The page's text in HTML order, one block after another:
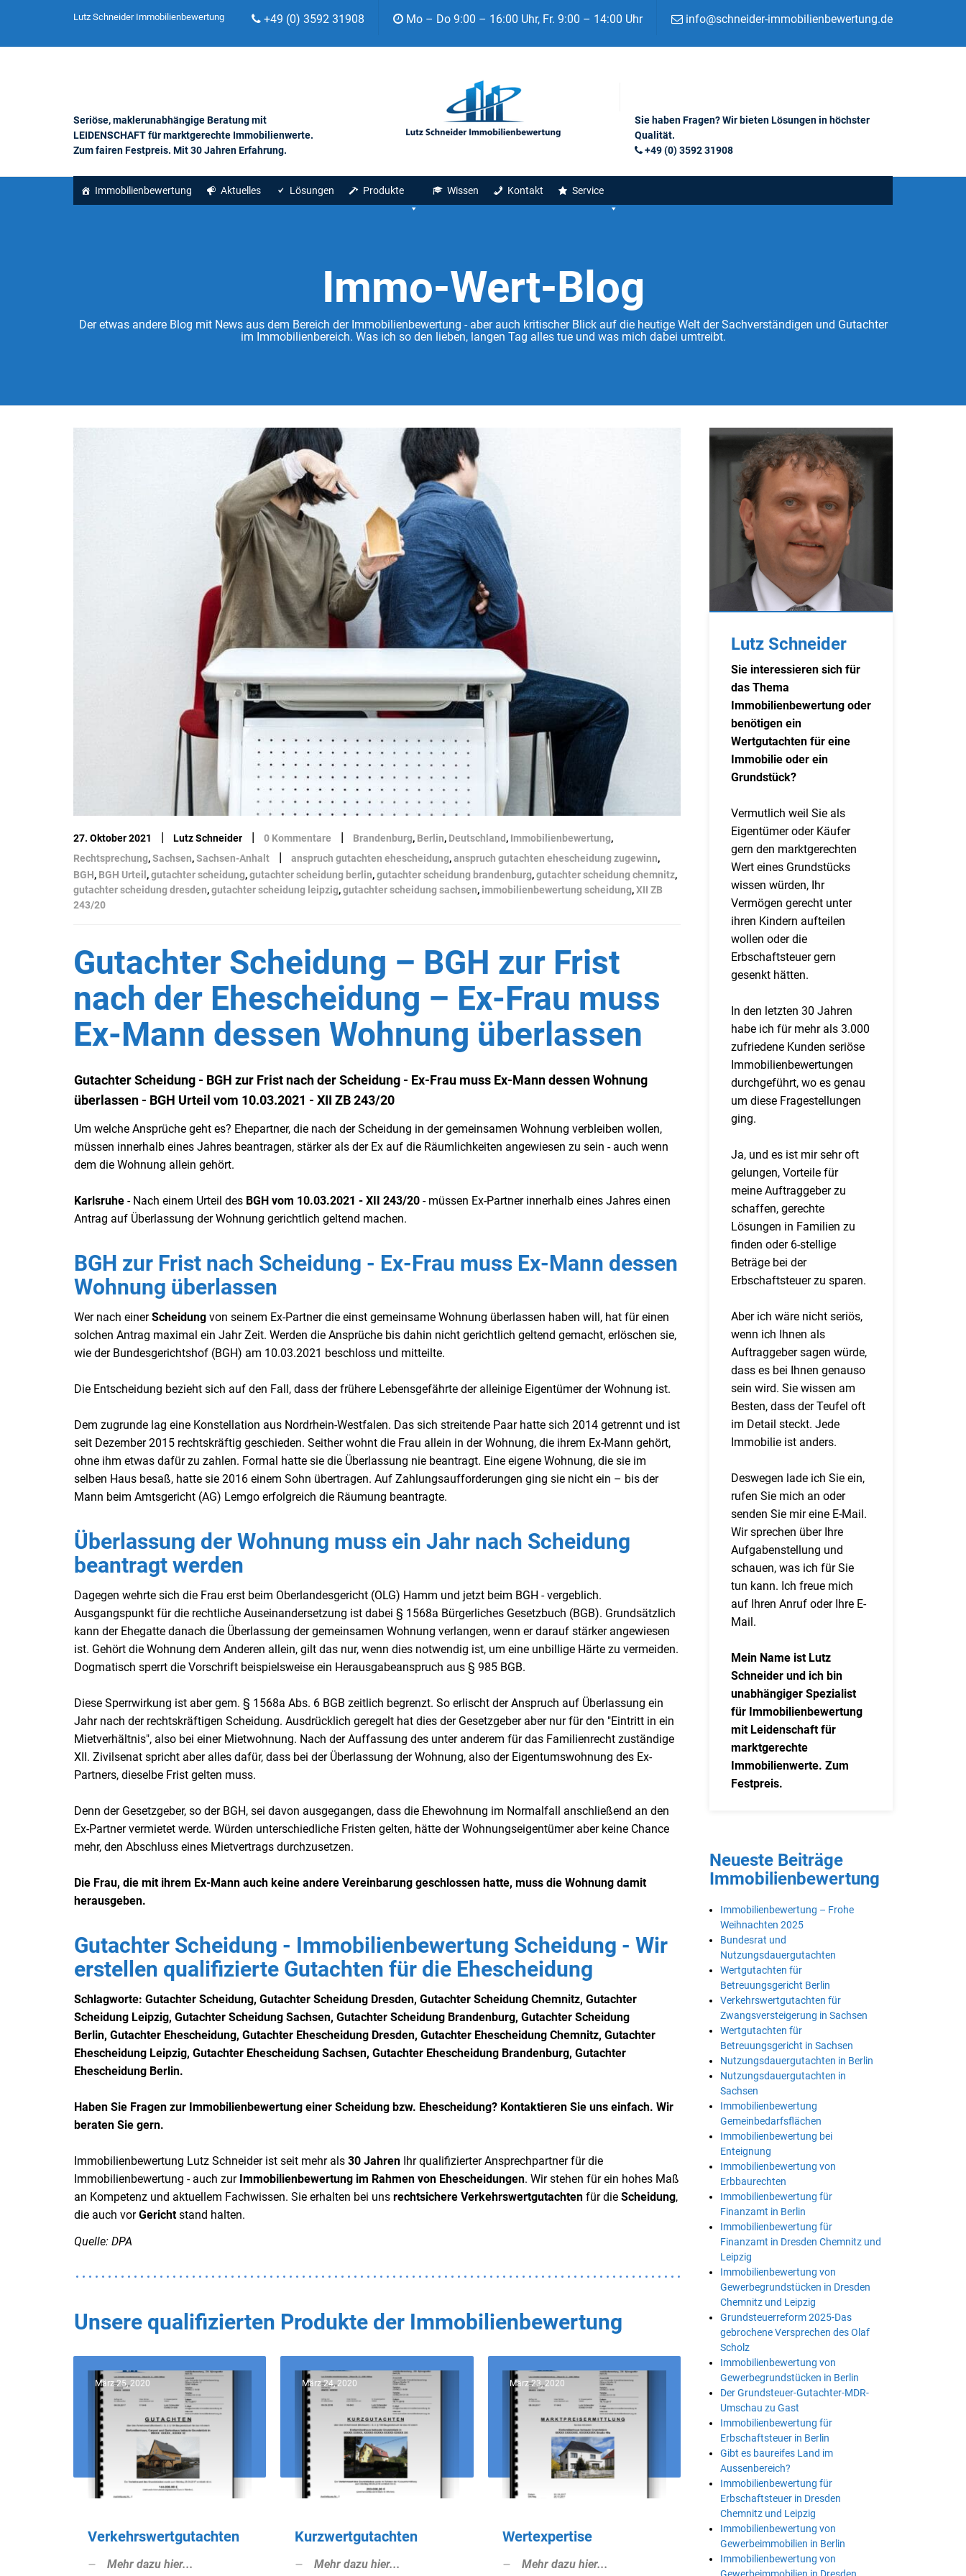
Lutz Schneider Immobilienbewertung +49 (0) 3592 31908 Mo – Do 9:00 – 16:00 Uhr, Fr. 9:00 – 14:00 Uhr info@schneider-immobilienbewertung.de
Seriöse, maklerunabhängige Beratung mit
LEIDENSCHAFT für marktgerechte Immobilienwerte.
Zum fairen Festpreis. Mit 30 Jahren Erfahrung.
Sie haben Fragen? Wir bieten Lösungen in höchster
Qualität.
+49 (0) 3592 31908
Immobilienbewertung Aktuelles Lösungen Produkte Wissen Kontakt Service
Immo-Wert-Blog
Der etwas andere Blog mit News aus dem Bereich der Immobilienbewertung - aber auch kritischer Blick auf die heutige Welt der Sachverständigen und Gutachter
im Immobilienbereich. Was ich so den lieben, langen Tag alles tue und was mich dabei umtreibt.
27. Oktober 2021 | Lutz Schneider | 0 Kommentare | Brandenburg, Berlin, Deutschland , Immobilienbewertung,
Rechtsprechung,Sachsen,Sachsen-Anhalt | anspruch gutachten ehescheidung,anspruch gutachten ehescheidung zugewinn,
BGH, BGH Urteil ,gutachter scheidung,gutachter scheidung berlin,gutachter scheidung brandenburg,gutachter scheidung chemnitz,
gutachter scheidung dresden,gutachter scheidung leipzig,gutachter scheidung sachsen, immobilienbewertung scheidung,XII ZB
243/20
Gutachter Scheidung – BGH zur Frist
nach der Ehescheidung – Ex-Frau muss
Ex-Mann dessen Wohnung überlassen
Gutachter Scheidung - BGH zur Frist nach der Scheidung - Ex-Frau muss Ex-Mann dessen Wohnung
überlassen - BGH Urteil vom 10.03.2021 - XII ZB 243/20
Um welche Ansprüche geht es? Ehepartner, die nach der Scheidung in der gemeinsamen Wohnung verbleiben wollen,
müssen innerhalb eines Jahres beantragen, stärker als der Ex auf die Räumlichkeiten angewiesen zu sein - auch wenn
dem die Wohnung allein gehört.
Karlsruhe - Nach einem Urteil des BGH vom 10.03.2021 - XII 243/20 - müssen Ex-Partner innerhalb eines Jahres einen
Antrag auf Überlassung der Wohnung gerichtlich geltend machen.
BGH zur Frist nach Scheidung - Ex-Frau muss Ex-Mann dessen
Wohnung überlassen
Wer nach einerScheidung von seinem Ex-Partner die einst gemeinsame Wohnung überlassen haben will, hat für einen
solchen Antrag maximal ein Jahr Zeit. Werden die Ansprüche bis dahin nicht gerichtlich geltend gemacht, erlöschen sie,
wie der Bundesgerichtshof (BGH) am 10.03.2021 beschloss und mitteilte.
Die Entscheidung bezieht sich auf den Fall, dass der frühere Lebensgefährte der alleinige Eigentümer der Wohnung ist.
Dem zugrunde lag eine Konstellation aus Nordrhein-Westfalen. Das sich streitende Paar hatte sich 2014 getrennt und ist
seit Dezember 2015 rechtskräftig geschieden. Seither wohnt die Frau allein in der Wohnung, die ihrem Ex-Mann gehört,
ohne ihm etwas dafür zu zahlen. Formal hatte sie die Überlassung nie beantragt. Eine eigene Wohnung, die sie im
selben Haus besaß, hatte sie 2016 einem Sohn übertragen. Auf Zahlungsaufforderungen ging sie nicht ein – bis der
Mann beim Amtsgericht (AG) Lemgo erfolgreich die Räumung beantragte.
Überlassung der Wohnung muss ein Jahr nach Scheidung
beantragt werden
Dagegen wehrte sich die Frau erst beim Oberlandesgericht (OLG) Hamm und jetzt beim BGH - vergeblich.
Ausgangspunkt für die rechtliche Auseinandersetzung ist dabei § 1568a Bürgerliches Gesetzbuch (BGB). Grundsätzlich
kann der Ehegatte danach die Überlassung der gemeinsamen Wohnung verlangen, wenn er darauf stärker angewiesen
ist. Gehört die Wohnung dem Anderen allein, gilt das nur, wenn dies notwendig ist, um eine unbillige Härte zu vermeiden.
Dogmatisch sperrt die Vorschrift beispielsweise ein Herausgabeanspruch aus § 985 BGB.
Diese Sperrwirkung ist aber gem. § 1568a Abs. 6 BGB zeitlich begrenzt. So erlischt der Anspruch auf Überlassung ein
Jahr nach der rechtskräftigen Scheidung. Ausdrücklich geregelt hat dies der Gesetzgeber aber nur für den "Eintritt in ein
Mietverhältnis", also bei einer Mietwohnung. Nach der Auffassung des unter anderem für das Familienrecht zuständige
XII. Zivilsenat spricht aber alles dafür, dass bei der Überlassung der Wohnung, also der Eigentumswohnung des Ex-
Partners, dieselbe Frist gelten muss.
Denn der Gesetzgeber, so der BGH, sei davon ausgegangen, dass die Ehewohnung im Normalfall anschließend an den
Ex-Partner vermietet werde. Würden unterschiedliche Fristen gelten, hätte der Wohnungseigentümer aber keine Chance
mehr, den Abschluss eines Mietvertrags durchzusetzen.
Die Frau, die mit ihrem Ex-Mann auch keine andere Vereinbarung geschlossen hatte, muss die Wohnung damit
herausgeben.
Gutachter Scheidung - Immobilienbewertung Scheidung - Wir
erstellen qualifizierte Gutachten für die Ehescheidung
Schlagworte: Gutachter Scheidung, Gutachter Scheidung Dresden, Gutachter Scheidung Chemnitz, Gutachter
Scheidung Leipzig, Gutachter Scheidung Sachsen, Gutachter Scheidung Brandenburg, Gutachter Scheidung
Berlin, Gutachter Ehescheidung, Gutachter Ehescheidung Dresden, Gutachter Ehescheidung Chemnitz, Gutachter
Ehescheidung Leipzig, Gutachter Ehescheidung Sachsen, Gutachter Ehescheidung Brandenburg, Gutachter
Ehescheidung Berlin.
Haben Sie Fragen zur Immobilienbewertung einer Scheidung bzw. Ehescheidung? Kontaktieren Sie uns einfach. Wir
beraten Sie gern.
Immobilienbewertung Lutz Schneider ist seit mehr als 30 Jahren Ihr qualifizierter Ansprechpartner für die
Immobilienbewertung - auch zur Immobilienbewertung im Rahmen von Ehescheidungen. Wir stehen für ein hohes Maß
an Kompetenz und aktuellem Fachwissen. Sie erhalten bei uns rechtsichere Verkehrswertgutachten für die Scheidung,
die auch vorGerichtstand halten.
Quelle: DPA
Unsere qualifizierten Produkte der Immobilienbewertung
März 25, 2020
Verkehrswertgutachten
Mehr dazu hier...
März 24, 2020
Kurzwertgutachten
Mehr dazu hier...
März 23, 2020
Wertexpertise
Mehr dazu hier...
Lutz Schneider
Sie interessieren sich für
das Thema
Immobilienbewertung oder
benötigen ein
Wertgutachten für eine
Immobilie oder ein
Grundstück?
Vermutlich weil Sie als
Eigentümer oder Käufer
gern den marktgerechten
Wert eines Grundstücks
wissen würden, Ihr
Vermögen gerecht unter
ihren Kindern aufteilen
wollen oder die
Erbschaftsteuer gern
gesenkt hätten.
In den letzten 30 Jahren
habe ich für mehr als 3.000
zufriedene Kunden seriöse
Immobilienbewertungen
durchgeführt, wo es genau
um diese Fragestellungen
ging.
Ja, und es ist mir sehr oft
gelungen, Vorteile für
meine Auftraggeber zu
schaffen, gerechte
Lösungen in Familien zu
finden oder 6-stellige
Beträge bei der
Erbschaftsteuer zu sparen.
Aber ich wäre nicht seriös,
wenn ich Ihnen als
Auftraggeber sagen würde,
dass es bei Ihnen genauso
sein wird. Sie wissen am
Besten, dass der Teufel oft
im Detail steckt. Jede
Immobilie ist anders.
Deswegen lade ich Sie ein,
rufen Sie mich an oder
senden Sie mir eine E-Mail.
Wir sprechen über Ihre
Aufgabenstellung und
schauen, was ich für Sie
tun kann. Ich freue mich
auf Ihren Anruf oder Ihre E-
Mail.
Mein Name ist Lutz
Schneider und ich bin
unabhängiger Spezialist
für Immobilienbewertung
mit Leidenschaft für
marktgerechte
Immobilienwerte. Zum
Festpreis.
Neueste Beiträge
Immobilienbewertung
Immobilienbewertung – Frohe
Weihnachten 2025
Bundesrat und
Nutzungsdauergutachten
Wertgutachten für
Betreuungsgericht Berlin
Verkehrswertgutachten für
Zwangsversteigerung in Sachsen
Wertgutachten für
Betreuungsgericht in Sachsen
Nutzungsdauergutachten in Berlin
Nutzungsdauergutachten in
Sachsen
Immobilienbewertung
Gemeinbedarfsflächen
Immobilienbewertung bei
Enteignung
Immobilienbewertung von
Erbbaurechten
Immobilienbewertung für
Finanzamt in Berlin
Immobilienbewertung für
Finanzamt in Dresden Chemnitz und
Leipzig
Immobilienbewertung von
Gewerbegrundstücken in Dresden
Chemnitz und Leipzig
Grundsteuerreform 2025-Das
gebrochene Versprechen des Olaf
Scholz
Immobilienbewertung von
Gewerbegrundstücken in Berlin
Der Grundsteuer-Gutachter-MDR-
Umschau zu Gast
Immobilienbewertung für
Erbschaftsteuer in Berlin
Gibt es baureifes Land im
Aussenbereich?
Immobilienbewertung für
Erbschaftsteuer in Dresden
Chemnitz und Leipzig
Immobilienbewertung von
Gewerbeimmobilien in Berlin
Immobilienbewertung von
Gewerbeimmobilien in Dresden